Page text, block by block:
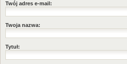
Twój adres e-mail:
Twoja nazwa:
Tytuł: